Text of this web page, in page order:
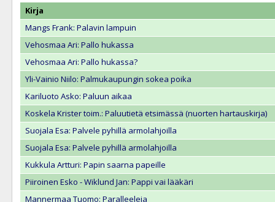
Kirja
Mangs Frank: Palavin lampuin
Vehosmaa Ari: Pallo hukassa
Vehosmaa Ari: Pallo hukassa?
Yli-Vainio Niilo: Palmukaupungin sokea poika
Kariluoto Asko: Paluun aikaa
Koskela Krister toim.: Paluutietä etsimässä (nuorten hartauskirja)
Suojala Esa: Palvele pyhillä armolahjoilla
Suojala Esa: Palvele pyhillä armolahjoilla
Kukkula Artturi: Papin saarna papeille
Piiroinen Esko - Wiklund Jan: Pappi vai lääkäri
Mannermaa Tuomo: Paralleeleja